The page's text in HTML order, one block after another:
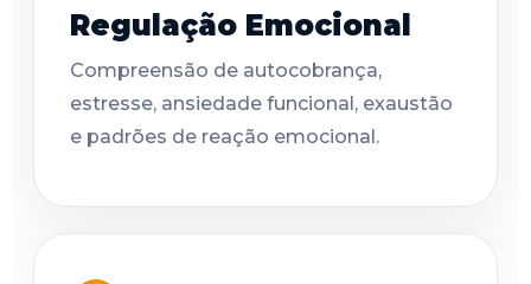
Regulação Emocional
Compreensão de autocobrança,
estresse, ansiedade funcional, exaustão
e padrões de reação emocional.